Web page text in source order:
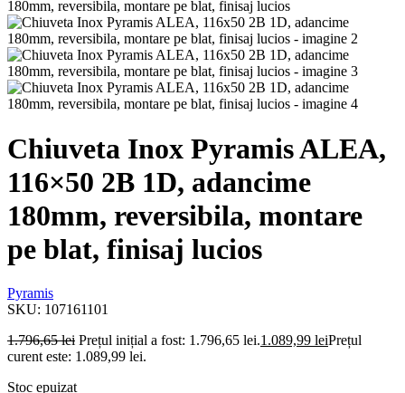
Chiuveta Inox Pyramis ALEA,
116×50 2B 1D, adancime
180mm, reversibila, montare
pe blat, finisaj lucios
Pyramis
SKU: 107161101
1.796,65lei Prețul inițial a fost: 1.796,65 lei.1.089,99 leiPrețul
curent este: 1.089,99 lei.
Stoc epuizat